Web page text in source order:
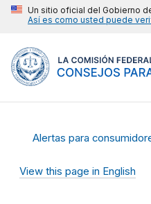
Un sitio oficial del Gobierno
Así es como usted puede
Alertas para
View this page in English